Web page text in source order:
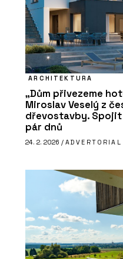
ARCHITEKTURA
„Dům přivezeme
Miroslav Veselý z
dřevostavby.
pár dnů
24. 2. 2026 / ADVERTORIAL